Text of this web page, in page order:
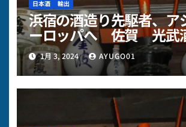
日本酒 輸出
浜宿の酒造り先駆者、ア
ーロッパへ 佐賀 光武
～その3
1月 3, 2024 AYUGO01